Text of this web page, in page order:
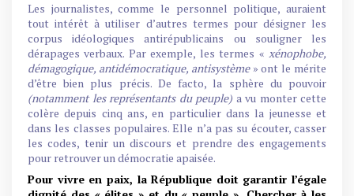
Les journalistes, comme le personnel politique, auraient
tout intérêt à utiliser d’autres termes pour désigner les
corpus idéologiques antirépublicains ou souligner les
dérapages verbaux. Par exemple, les termes « xénophobe,
démagogique, antidémocratique, antisystème» ont le mérite
d’être bien plus précis. De facto, la sphère du pouvoir
(notamment les représentants du peuple) a vu monter cette
colère depuis cinq ans, en particulier dans la jeunesse et
dans les classes populaires. Elle n’a pas su écouter, casser
les codes, tenir un discours et prendre des engagements
pour retrouver un démocratie apaisée.
Pour vivre en paix, la République doit garantir l’égale